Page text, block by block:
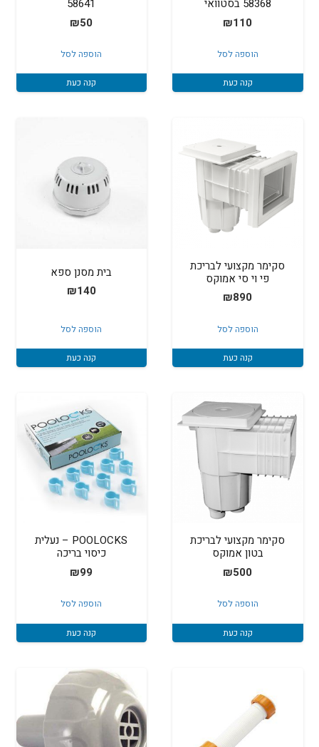
58368 בסטוואי
₪110
הוספה לסל
קנה כעת
58641
₪50
הוספה לסל
קנה כעת
סקימר מקצועי לבריכת
פי וי סי אמוקס
₪890
הוספה לסל
קנה כעת
בית מסנן ספא
₪140
הוספה לסל
קנה כעת
סקימר מקצועי לבריכת
בטון אמוקס
₪500
הוספה לסל
קנה כעת
POOLOCKS – נעלית
כיסוי בריכה
₪99
הוספה לסל
קנה כעת